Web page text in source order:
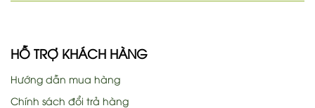
HỖ TRỢ KHÁCH HÀNG
Hướng dẫn mua hàng
Chính sách đổi trả hàng